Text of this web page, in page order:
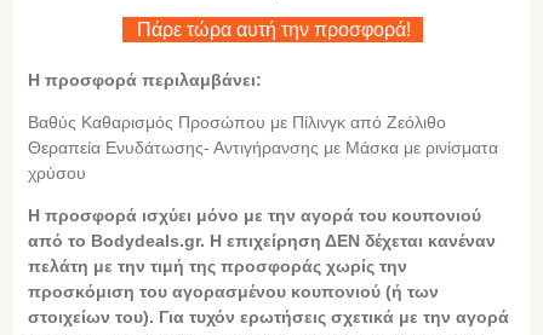
Πάρε τώρα αυτή την προσφορά!
Η προσφορά περιλαμβάνει:
Βαθύς Καθαρισμός Προσώπου με Πίλινγκ από Ζεόλιθο
Θεραπεία Ενυδάτωσης- Αντιγήρανσης με Μάσκα με ρινίσματα
χρύσου
Η προσφορά ισχύει μόνο με την αγορά του κουπονιού
από το Bodydeals.gr. Η επιχείρηση ΔΕΝ δέχεται κανέναν
πελάτη με την τιμή της προσφοράς χωρίς την
προσκόμιση του αγορασμένου κουπονιού (ή των
στοιχείων του). Για τυχόν ερωτήσεις σχετικά με την αγορά